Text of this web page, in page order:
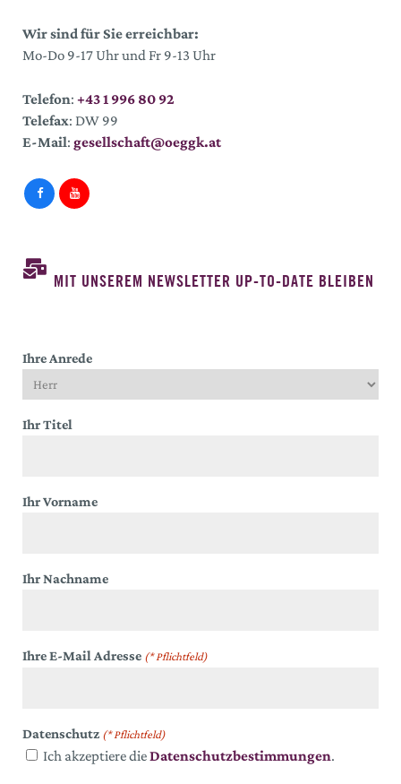
Wir sind für Sie erreichbar:
Mo-Do 9-17 Uhr und Fr 9-13 Uhr
Telefon: +43 1 996 80 92
Telefax: DW 99
E-Mail: gesellschaft@oeggk.at
MIT UNSEREM NEWSLETTER UP-TO-DATE BLEIBEN
Ihre Anrede
Ihr Titel
Ihr Vorname
Ihr Nachname
Ihre E-Mail Adresse (* Pflichtfeld)
Datenschutz (* Pflichtfeld)
Ich akzeptiere dieDatenschutzbestimmungen.